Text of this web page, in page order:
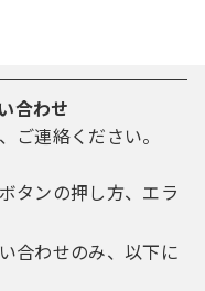
合わせ
ご連絡ください。
タンの押し方、エラ
合わせのみ、以下に